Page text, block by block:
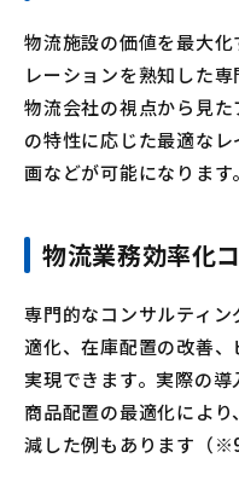
物流施設の価値を最大
レーションを熟知した専
物流会社の視点から見
の特性に応じた最適な
画などが可能になります。
物流業務効率化
専門的なコンサルティ
適化、在庫配置の改善
実現できます。実際の
商品配置の最適化によ
減した例もあります（※9